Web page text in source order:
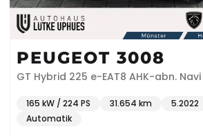
PEUGEOT 3008
165 kW / 224 PS 31.654 km 5.2022
Automatik